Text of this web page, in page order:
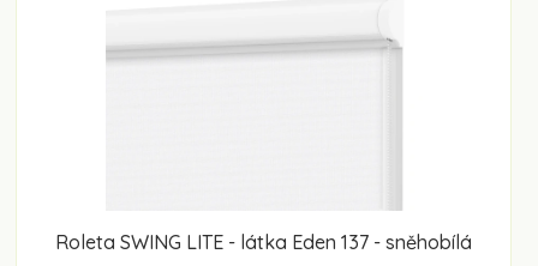
Roleta SWING LITE - látka Eden 137 - sněhobílá